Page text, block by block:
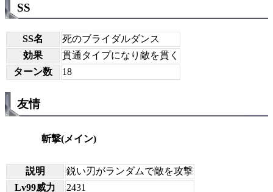
SS
SS名
死のブライダルダンス
効果
貫通タイプになり敵を貫く
ターン数
18
友情
斬撃(メイン)
説明
鋭い刃がランダムで敵を攻撃
Lv99威力
2431